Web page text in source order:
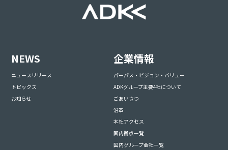
NEWS
ニュースリリース
トピックス
お知らせ
企業情報
パーパス・ビジョン・バリュー
ADKグループ主要4社について
ごあいさつ
沿革
本社アクセス
国内拠点一覧
国内グループ会社一覧